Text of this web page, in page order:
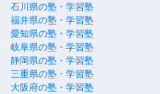
石川県の塾・学習塾
福井県の塾・学習塾
愛知県の塾・学習塾
岐阜県の塾・学習塾
静岡県の塾・学習塾
三重県の塾・学習塾
大阪府の塾・学習塾